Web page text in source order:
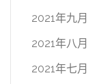
2021年九月
2021年八月
2021年七月